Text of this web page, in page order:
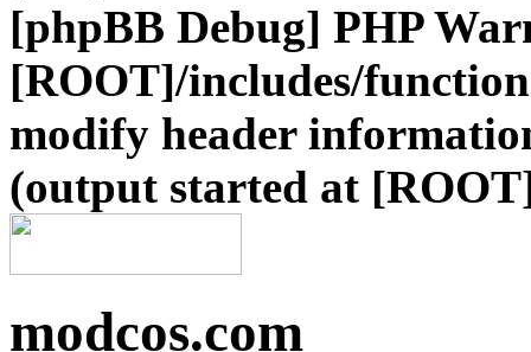
[phpBB Debug] PHP
[ROOT]/includes/
modify header
(output started at
modcos.com